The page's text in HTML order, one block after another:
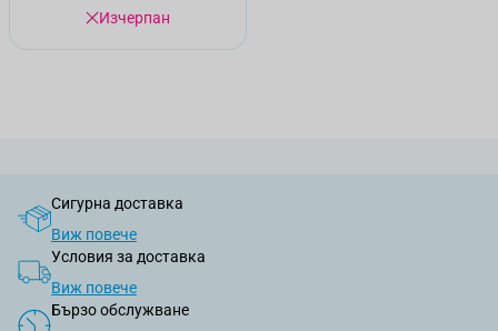
Изчерпан
Сигурна доставка
Виж повече
Условия за доставка
Виж повече
Бързо обслужване